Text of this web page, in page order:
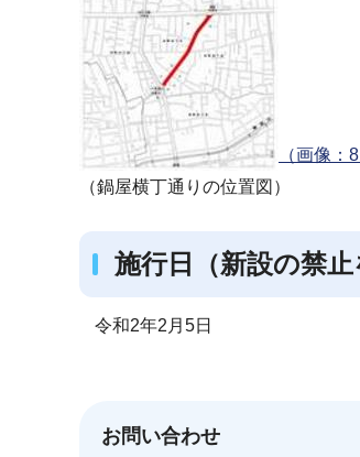
（画像：
（鍋屋横丁通りの位置図）
施行日（新設の禁止
令和2年2月5日
お問い合わせ